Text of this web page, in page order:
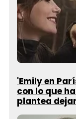
'Emily en
con lo que
plantea